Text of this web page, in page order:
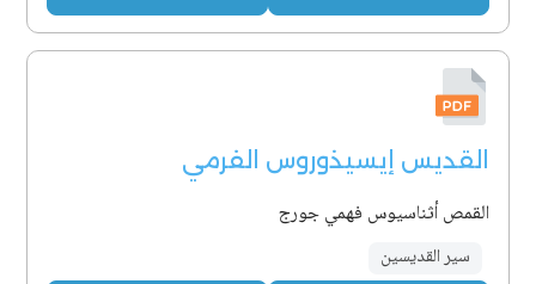
القديس إيسيذوروس الفرمي
القمص أثناسيوس فهمي جورج
سير القديسين